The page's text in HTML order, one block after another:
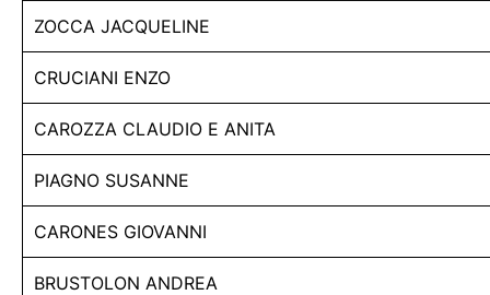
ZOCCA JACQUELINE
CRUCIANI ENZO
CAROZZA CLAUDIO E ANITA
PIAGNO SUSANNE
CARONES GIOVANNI
BRUSTOLON ANDREA